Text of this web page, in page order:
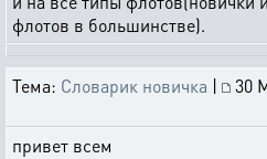
флотов в большинстве).
Тема: Словарик новичка |
30
привет всем